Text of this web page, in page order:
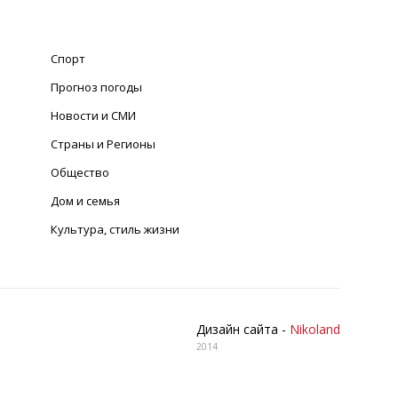
Спорт
Прогноз погоды
Новости и СМИ
Страны и Регионы
Общество
Дом и семья
Культура, стиль жизни
Дизайн сайта - Nikoland
2014